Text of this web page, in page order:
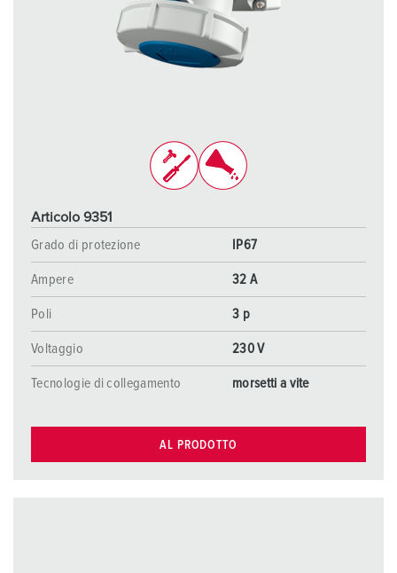
Articolo 9351
Grado di protezione
IP67
Ampere 32 A
Poli 3 p
Voltaggio 230 V
Tecnologie di collegamento morsetti a vite
AL PRODOTTO